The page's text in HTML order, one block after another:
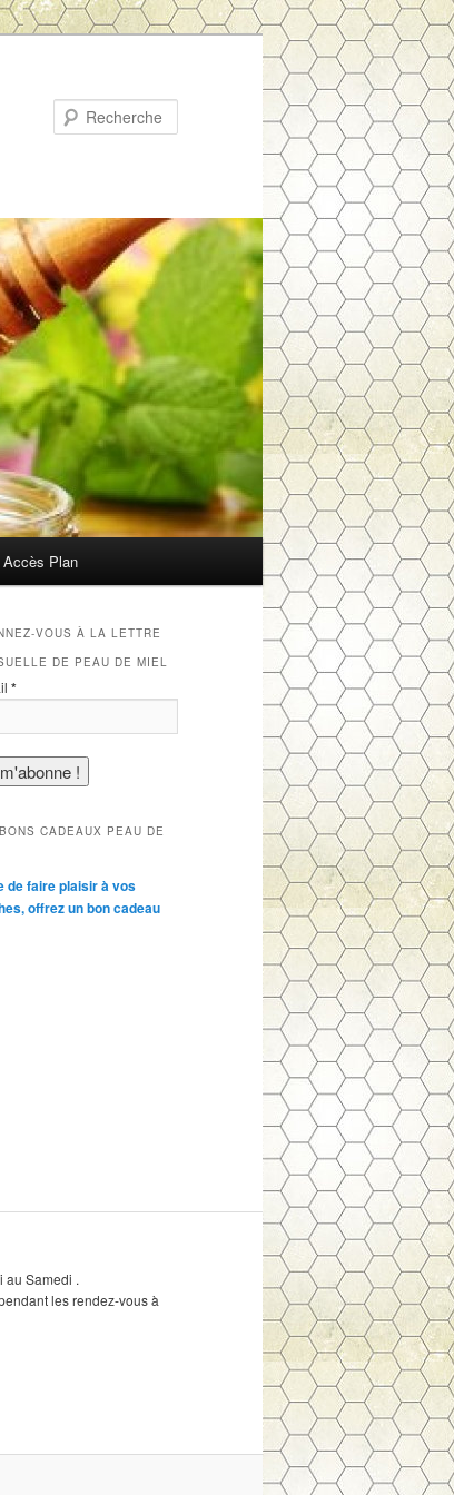
Accès Plan
VOUS À LA LETTRE
DE PEAU DE MIEL
*
CADEAUX PEAU DE
de faire plaisir à vos
offrez un bon cadeau
au Samedi .
les rendez-vous à